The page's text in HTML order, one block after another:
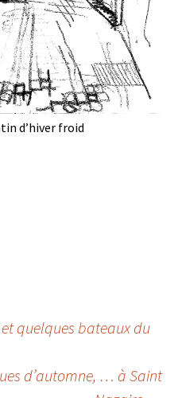
d’hiver froid
des
quelques bateaux du
d’automne, … à Saint